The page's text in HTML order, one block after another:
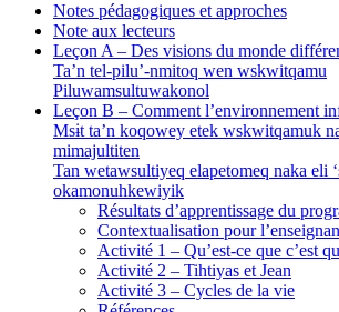
Notes pédagogiques et approches
Note aux lecteurs
Leçon A – Des visions du monde
Ta’n tel-pilu’-nmitoq wen wskwitqamu
Piluwamsultuwakonol
Leçon B – Comment l’environnement
Msɨt ta’n koqowey etek wskwitqamuk
mimajultiten
Tan wetawsultiyeq elapetomeq naka eli
okamonuhkewiyik
Résultats d’apprentissage du
Contextualisation pour
Activité 1 – Qu’est-ce que c’est
Activité 2 – Tihtiyas et Jean
Activité 3 – Cycles de la vie